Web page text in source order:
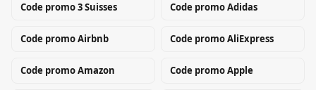
Code promo3 Suisses Code promoAdidas
Code promoAirbnb Code promoAliExpress
Code promoAmazon Code promoApple